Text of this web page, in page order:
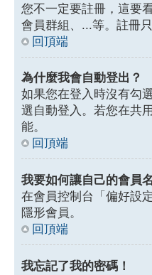
您不一定要註冊，這要
會員群組、...等。註冊
回頂端
為什麼我會自動登出？
如果您在登入時沒有勾
選自動登入。若您在共
能。
回頂端
我要如何讓自己的會員
在會員控制台「偏好設
隱形會員。
回頂端
我忘記了我的密碼！